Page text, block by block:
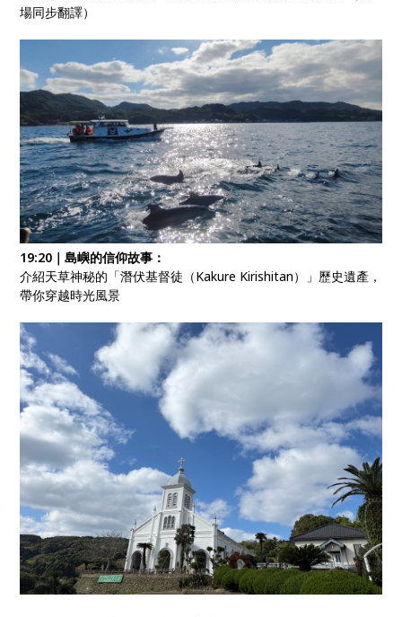
場同步翻譯）
19:20｜島嶼的信仰故事：
介紹天草神秘的「潛伏基督徒（Kakure Kirishitan）」歷史遺產，
帶你穿越時光風景